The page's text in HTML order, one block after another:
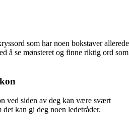
som har noen bokstaver allerede
å se mønsteret og finne riktig ord som
ved siden av deg kan være svært
kan gi deg noen ledetråder.